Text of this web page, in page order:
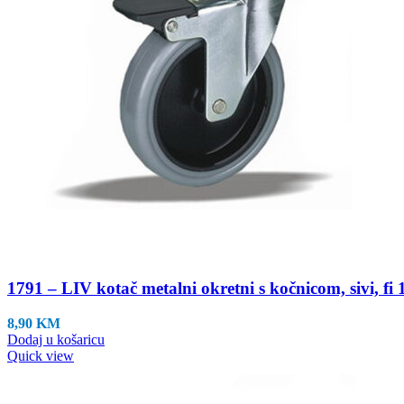
1791 – LIV kotač metalni okretni s kočnicom, sivi, fi
8,90 KM
Dodaj u košaricu
Quick view